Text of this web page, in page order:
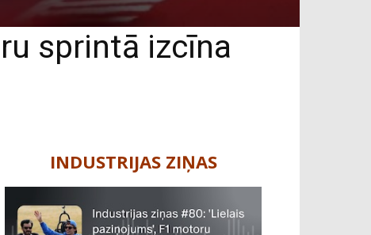
sprintā izcīna
INDUSTRIJAS ZIŅAS